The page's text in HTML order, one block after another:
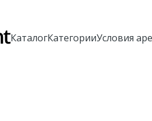
КаталогКатегорииУсловия